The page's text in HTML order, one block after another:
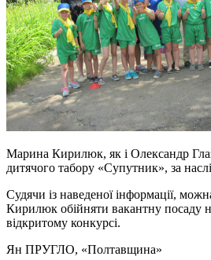
Марина Кирилюк, як і Олександр
дитячого табору «Супутник», за
Судячи із наведеної інформації,
Кирилюк обійняти вакантну посаду
відкритому конкурсі.
Ян ПРУГЛО, «Полтавщина»